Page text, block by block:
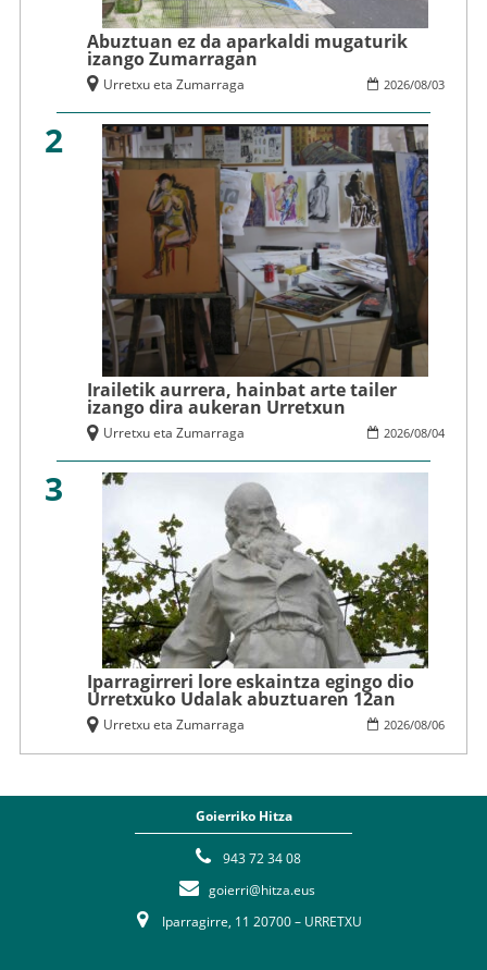
Abuztuan ez da aparkaldi mugaturik
izango Zumarragan
2026/08/03
Urretxu eta Zumarraga
2
Irailetik aurrera, hainbat arte tailer
izango dira aukeran Urretxun
2026/08/04
Urretxu eta Zumarraga
3
Iparragirreri lore eskaintza egingo dio
Urretxuko Udalak abuztuaren 12an
2026/08/06
Urretxu eta Zumarraga
Goierriko Hitza
943 72 34 08
goierri@hitza.eus
Iparragirre, 11 20700 – URRETXU